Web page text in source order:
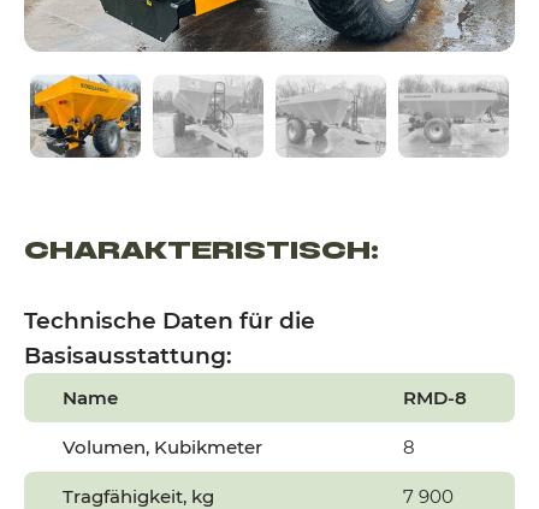
CHARAKTERISTISCH:
Technische Daten für die
Basisausstattung:
Name RMD-8
Volumen, Kubikmeter 8
Tragfähigkeit, kg 7 900